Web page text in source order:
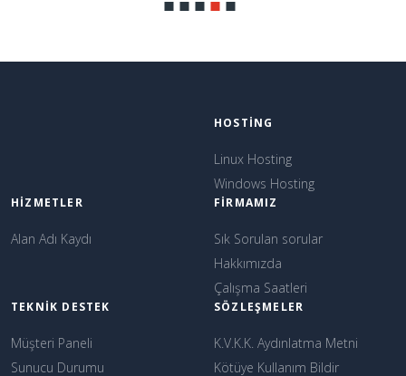
HOSTING
Linux Hosting
Windows Hosting
HIZMETLER
Alan Adı Kaydı
FIRMAMIZ
Sık Sorulan sorular
Hakkımızda
Çalışma Saatleri
TEKNIK DESTEK
Müşteri Paneli
Sunucu Durumu
SÖZLEŞMELER
K.V.K.K. Aydınlatma Metni
Kötüye Kullanım Bildir